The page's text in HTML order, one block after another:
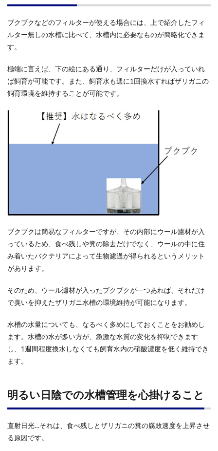
ブクブクなどのフィルターが使える場合には、上で紹介したフィ
ルター無しの水槽に比べて、水槽内に必要なものが簡略化できま
す。
極端に言えば、下の絵にある通り、フィルターだけが入っていれ
ば飼育が可能です。また、飼育水も週に1回換水すればザリガニの
飼育環境を維持することが可能です。
ブクブクは簡易なフィルターですが、その内部にウール濾材が入
っているため、食べ残しや糞の除去だけでなく、ウールの中に住
み着いたバクテリアによって生物濾過が得られるというメリット
があります。
そのため、ウール濾材が入ったブクブクが一つあれば、それだけ
で臭いを抑えたザリガニ水槽の環境維持が可能になります。
水槽の水量についても、なるべく多めにしておくことをお勧めし
ます。水槽の水が多い方が、急激な水質の変化を抑制できます
し、1週間程度換水しなくても飼育水内の硝酸濃度を低く維持でき
ます。
明るい日陰での水槽管理を心掛けること
直射日光…それは、食べ残しとザリガニの糞の腐敗速度を上昇させ
る原因です。